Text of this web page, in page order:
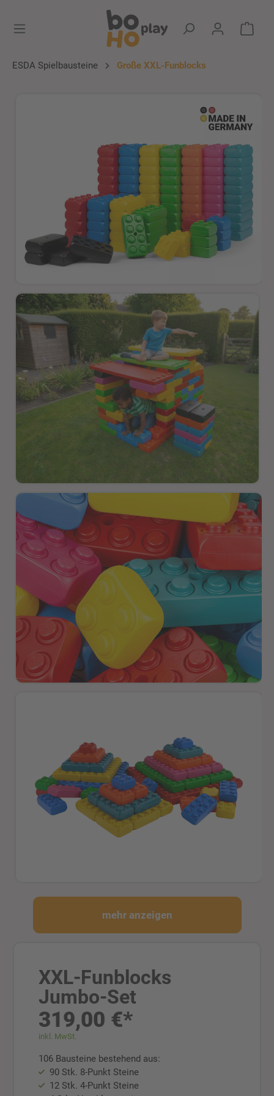
ESDA Spielbausteine Große XXL-Funblocks
mehr anzeigen
XXL-Funblocks
Jumbo-Set
319,00 €*
inkl. MwSt.
106 Bausteine bestehend aus:
90 Stk. 8-Punkt Steine
12 Stk. 4-Punkt Steine